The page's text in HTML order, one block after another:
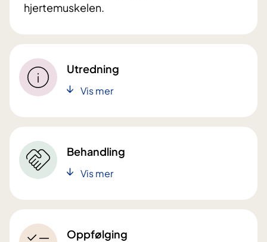
hjertemuskelen.
Utredning
Vis mer
Behandling
Vis mer
Oppfølging